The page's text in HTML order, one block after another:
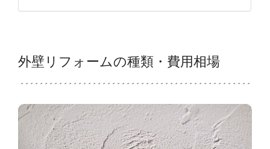
外壁リフォームの種類・費用相場